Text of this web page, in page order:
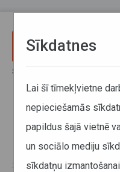
Sākums
Braukšanas
Nīderlandē
22. janvāris 2025
Sīkdatnes
Lai šī tīmekļvietne
nepieciešamās
papildus šajā vietnē
un sociālo mediju
sīkdatņu